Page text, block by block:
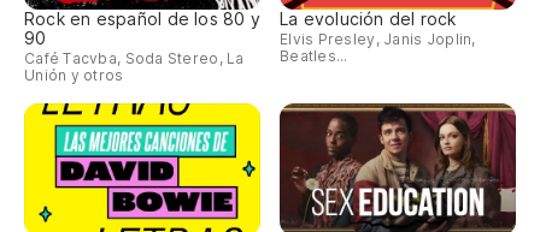
Rock en español de los 80 y
90
Café Tacvba, Soda Stereo, La
Unión y otros
La evolución del rock
Elvis Presley, Janis Joplin,
Beatles...